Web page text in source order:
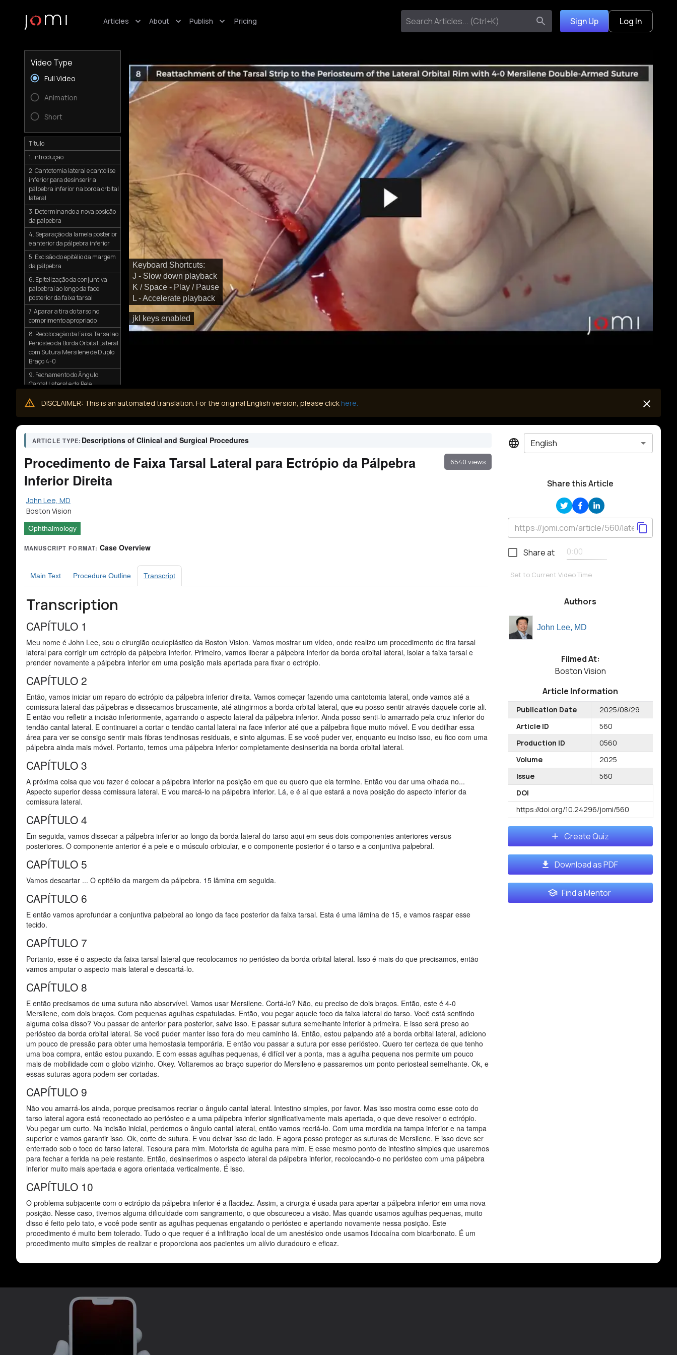
Articles About Publish Pricing Sign Up Log In
jkl keys enabled
Keyboard Shortcuts:
J - Slow down playback
K / Space - Play / Pause
L - Accelerate playback
Video Type
Full Video
Animation
Short
Título
1. Introdução
2. Cantotomia lateral e cantólise
inferior para desinserir a
pálpebra inferior na borda orbital
lateral
3. Determinando a nova posição
da pálpebra
4. Separação da lamela posterior
e anterior da pálpebra inferior
5. Excisão do epitélio da margem
da pálpebra
6. Epitelização da conjuntiva
palpebral ao longo da face
posterior da faixa tarsal
7. Aparar a tira do tarso no
comprimento apropriado
8. Recolocação da Faixa Tarsal ao
Periósteo da Borda Orbital Lateral
com Sutura Mersilene de Duplo
Braço 4-0
9. Fechamento do Ângulo
Cantal Lateral e da Pele
Simples 6-0 Corrida
10. Observações pós-operatórias
DISCLAIMER: This is an automated translation. For the original English version, please click here.
ARTICLE TYPE: Descriptions of Clinical and Surgical Procedures
Procedimento de Faixa Tarsal Lateral para Ectrópio da Pálpebra
Inferior Direita
6540 views
John Lee, MD
Boston Vision
Ophthalmology
MANUSCRIPT FORMAT: Case Overview
Main Text Procedure Outline Transcript
Transcription
CAPÍTULO 1
Meu nome é John Lee, sou o cirurgião oculoplástico da Boston Vision. Vamos mostrar um vídeo, onde realizo um procedimento de tira tarsal
lateral para corrigir um ectrópio da pálpebra inferior. Primeiro, vamos liberar a pálpebra inferior da borda orbital lateral, isolar a faixa tarsal e
prender novamente a pálpebra inferior em uma posição mais apertada para fixar o ectrópio.
CAPÍTULO 2
Então, vamos iniciar um reparo do ectrópio da pálpebra inferior direita. Vamos começar fazendo uma cantotomia lateral, onde vamos até a
comissura lateral das pálpebras e dissecamos bruscamente, até atingirmos a borda orbital lateral, que eu posso sentir através daquele corte ali.
E então vou refletir a incisão inferiormente, agarrando o aspecto lateral da pálpebra inferior. Ainda posso senti-lo amarrado pela cruz inferior do
tendão cantal lateral. E continuarei a cortar o tendão cantal lateral na face inferior até que a pálpebra fique muito móvel. E vou dedilhar essa
área para ver se consigo sentir mais fibras tendinosas residuais, e sinto algumas. E se você puder ver, enquanto eu inciso isso, eu fico com uma
pálpebra ainda mais móvel. Portanto, temos uma pálpebra inferior completamente desinserida na borda orbital lateral.
CAPÍTULO 3
A próxima coisa que vou fazer é colocar a pálpebra inferior na posição em que eu quero que ela termine. Então vou dar uma olhada no...
Aspecto superior dessa comissura lateral. E vou marcá-lo na pálpebra inferior. Lá, e é aí que estará a nova posição do aspecto inferior da
comissura lateral.
CAPÍTULO 4
Em seguida, vamos dissecar a pálpebra inferior ao longo da borda lateral do tarso aqui em seus dois componentes anteriores versus
posteriores. O componente anterior é a pele e o músculo orbicular, e o componente posterior é o tarso e a conjuntiva palpebral.
CAPÍTULO 5
Vamos descartar ... O epitélio da margem da pálpebra. 15 lâmina em seguida.
CAPÍTULO 6
E então vamos aprofundar a conjuntiva palpebral ao longo da face posterior da faixa tarsal. Esta é uma lâmina de 15, e vamos raspar esse
tecido.
CAPÍTULO 7
Portanto, esse é o aspecto da faixa tarsal lateral que recolocamos no periósteo da borda orbital lateral. Isso é mais do que precisamos, então
vamos amputar o aspecto mais lateral e descartá-lo.
CAPÍTULO 8
E então precisamos de uma sutura não absorvível. Vamos usar Mersilene. Cortá-lo? Não, eu preciso de dois braços. Então, este é 4-0
Mersilene, com dois braços. Com pequenas agulhas espatuladas. Então, vou pegar aquele toco da faixa lateral do tarso. Você está sentindo
alguma coisa disso? Vou passar de anterior para posterior, salve isso. E passar sutura semelhante inferior à primeira. E isso será preso ao
periósteo da borda orbital lateral. Se você puder manter isso fora do meu caminho lá. Então, estou palpando até a borda orbital lateral, adiciono
um pouco de pressão para obter uma hemostasia temporária. E então vou passar a sutura por esse periósteo. Quero ter certeza de que tenho
uma boa compra, então estou puxando. E com essas agulhas pequenas, é difícil ver a ponta, mas a agulha pequena nos permite um pouco
mais de mobilidade com o globo vizinho. Okey. Voltaremos ao braço superior do Mersileno e passaremos um ponto periosteal semelhante. Ok, e
essas suturas agora podem ser cortadas.
CAPÍTULO 9
Não vou amarrá-los ainda, porque precisamos recriar o ângulo cantal lateral. Intestino simples, por favor. Mas isso mostra como esse coto do
tarso lateral agora está reconectado ao periósteo e a uma pálpebra inferior significativamente mais apertada, o que deve resolver o ectrópio.
Vou pegar um curto. Na incisão inicial, perdemos o ângulo cantal lateral, então vamos recriá-lo. Com uma mordida na tampa inferior e na tampa
superior e vamos garantir isso. Ok, corte de sutura. E vou deixar isso de lado. E agora posso proteger as suturas de Mersilene. E isso deve ser
enterrado sob o toco do tarso lateral. Tesoura para mim. Motorista de agulha para mim. E esse mesmo ponto de intestino simples que usaremos
para fechar a ferida na pele restante. Então, desinserimos o aspecto lateral da pálpebra inferior, recolocando-o no periósteo com uma pálpebra
inferior muito mais apertada e agora orientada verticalmente. É isso.
CAPÍTULO 10
O problema subjacente com o ectrópio da pálpebra inferior é a flacidez. Assim, a cirurgia é usada para apertar a pálpebra inferior em uma nova
posição. Nesse caso, tivemos alguma dificuldade com sangramento, o que obscureceu a visão. Mas quando usamos agulhas pequenas, muito
disso é feito pelo tato, e você pode sentir as agulhas pequenas engatando o periósteo e apertando novamente nessa posição. Este
procedimento é muito bem tolerado. Tudo o que requer é a infiltração local de um anestésico onde usamos lidocaína com bicarbonato. É um
procedimento muito simples de realizar e proporciona aos pacientes um alívio duradouro e eficaz.
English
Share this Article
Share at
Set to Current Video Time
Authors
John Lee, MD
Filmed At:
Boston Vision
Article Information
Publication Date
2025/08/29
Article ID
560
Production ID
0560
Volume
2025
Issue
560
DOI
https://doi.org/10.24296/jomi/560
Create Quiz
Download as PDF
Find a Mentor